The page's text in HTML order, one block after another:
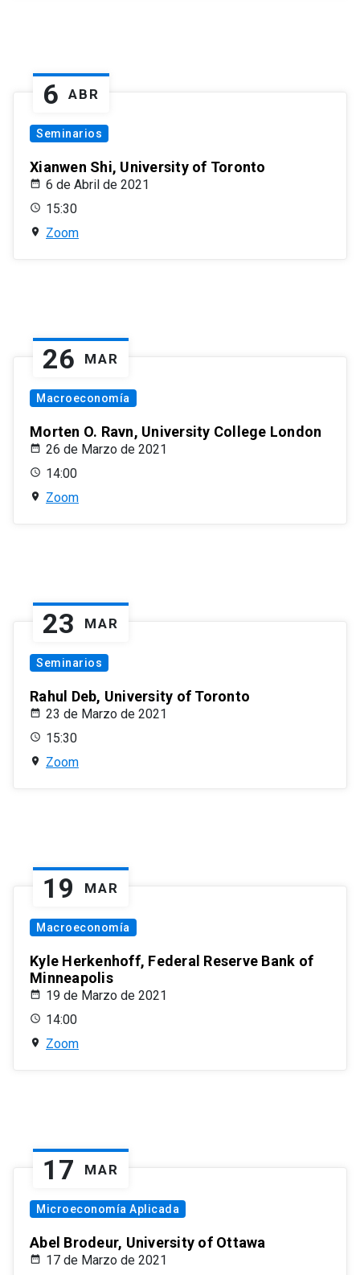
6 ABR
Seminarios
Xianwen Shi, University of Toronto
6 de Abril de 2021
15:30
Zoom
26 MAR
Macroeconomía
Morten O. Ravn, University College London
26 de Marzo de 2021
14:00
Zoom
23 MAR
Seminarios
Rahul Deb, University of Toronto
23 de Marzo de 2021
15:30
Zoom
19 MAR
Macroeconomía
Kyle Herkenhoff, Federal Reserve Bank of
Minneapolis
19 de Marzo de 2021
14:00
Zoom
17 MAR
Microeconomía Aplicada
Abel Brodeur, University of Ottawa
17 de Marzo de 2021